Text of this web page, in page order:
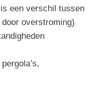
een verschil tussen
overstroming)